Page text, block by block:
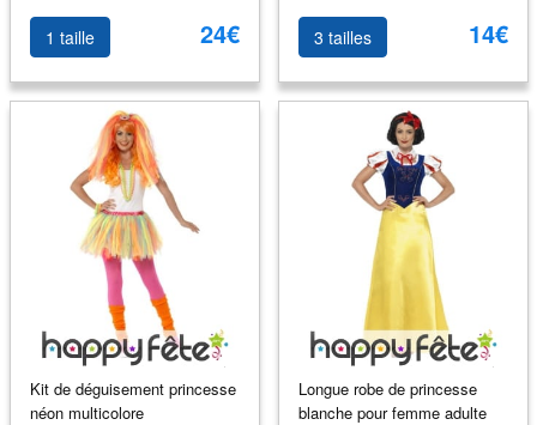
1 taille 24€ 3 tailles 14€
Kit de déguisement princesse
néon multicolore
Longue robe de princesse
blanche pour femme adulte